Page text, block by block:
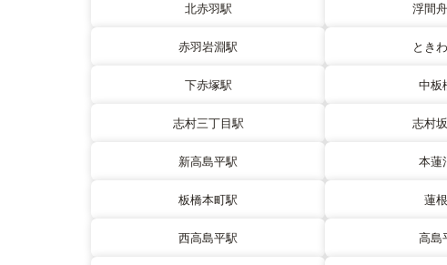
北赤羽駅 浮間
赤羽岩淵駅 とき
下赤塚駅 中板
志村三丁目駅 志村
新高島平駅 本蓮
板橋本町駅 蓮
西高島平駅 高島